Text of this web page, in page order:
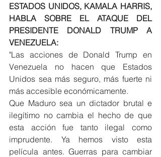
ESTADOS UNIDOS, KAMALA HARRIS,
HABLA SOBRE EL ATAQUE DEL
PRESIDENTE DONALD TRUMP A
VENEZUELA:
"Las acciones de Donald Trump en
Venezuela no hacen que Estados
Unidos sea más seguro, más fuerte ni
más accesible económicamente.
Que Maduro sea un dictador brutal e
ilegítimo no cambia el hecho de que
esta acción fue tanto ilegal como
imprudente. Ya hemos visto esta
película antes. Guerras para cambiar